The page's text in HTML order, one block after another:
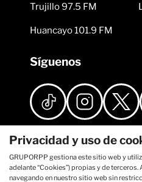
Trujillo 97.5 FM
Huancayo 101.9 FM
Síguenos
Privacidad y uso de
GRUPORPP gestiona este sitio web y
adelante “Cookies”) propias y de
navegando en nuestro sitio web sin